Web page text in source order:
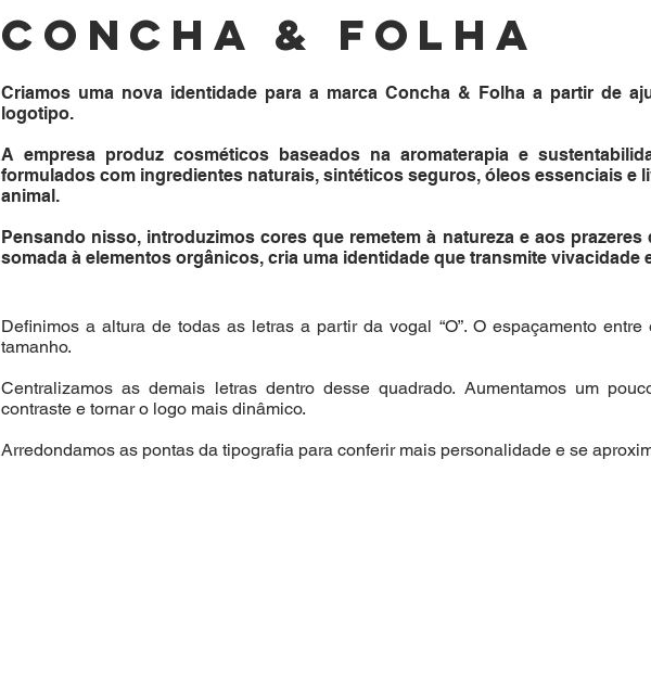
concha & folha
Criamos uma nova identidade para a marca Concha & Folha a partir de
logotipo.
A empresa produz cosméticos baseados na aromaterapia e
formulados com ingredientes naturais, sintéticos seguros, óleos essenciais e
animal.
Pensando nisso, introduzimos cores que remetem à natureza e aos
somada à elementos orgânicos, cria uma identidade que transmite vivacidade
Definimos a altura de todas as letras a partir da vogal “O”. O espaçamento
tamanho.
Centralizamos as demais letras dentro desse quadrado. Aumentamos um
contraste e tornar o logo mais dinâmico.
Arredondamos as pontas da tipografia para conferir mais personalidade e se